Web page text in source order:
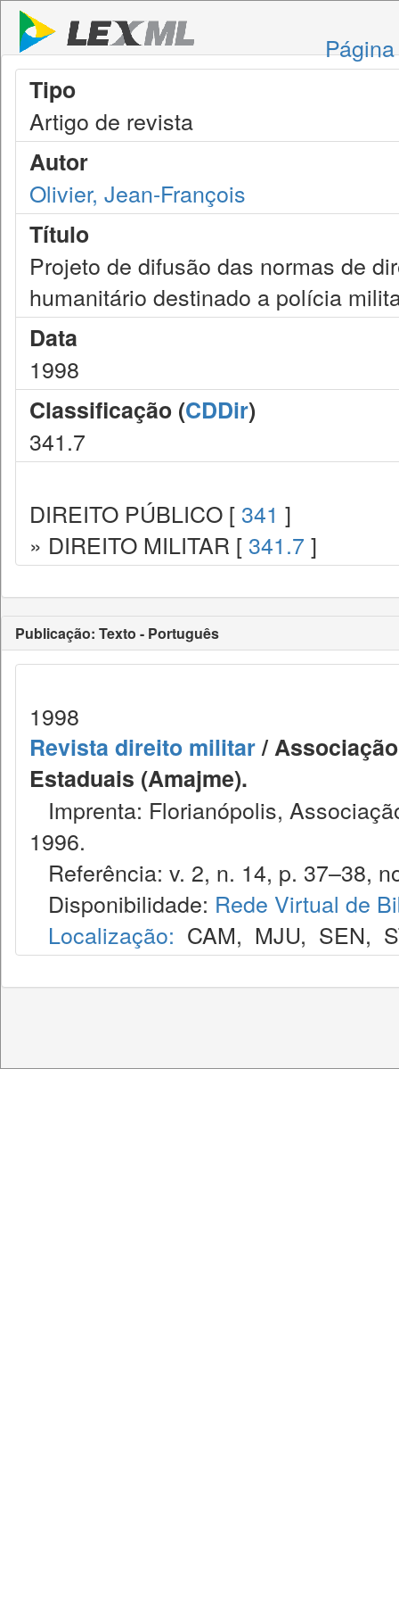
Tipo
Artigo de revista
Autor
Olivier, Jean-François
Título
Projeto de difusão das normas de
humanitário destinado a polícia
Data
1998
Classificação (CDDir)
341.7
DIREITO PÚBLICO [ 341 ]
» DIREITO MILITAR [ 341.7 ]
Publicação: Texto - Português
1998
Revista direito militar/
Estaduais (Amajme).
Imprenta: Florianópolis,
1996.
Referência: v. 2, n. 14, p. 37–38,
Disponibilidade: Rede Virtual de
Localização: CAM, MJU, SEN,